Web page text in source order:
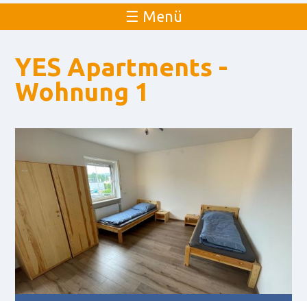
☰ Menü
YES Apartments -
Wohnung 1